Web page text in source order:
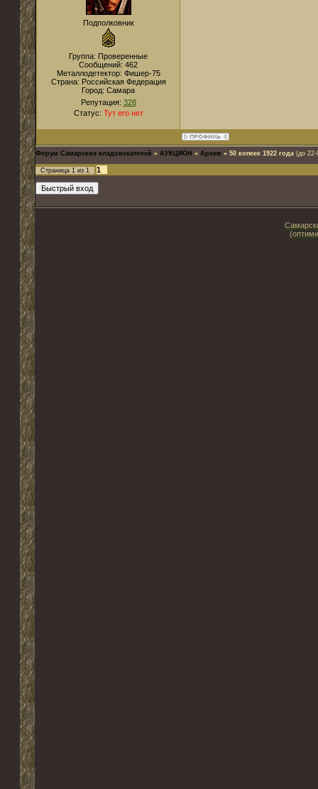
Подполковник
Группа: Проверенные
Сообщений: 462
Металлодетектор: Фишер-75
Страна: Российская Федерация
Город: Самара
Репутация: 328
Статус: Тут его нет
Форум Самарских кладоискателей » АУКЦИОН » Архив » 50 копеек 1922 года (до 22-
Страница 1 из 1 1